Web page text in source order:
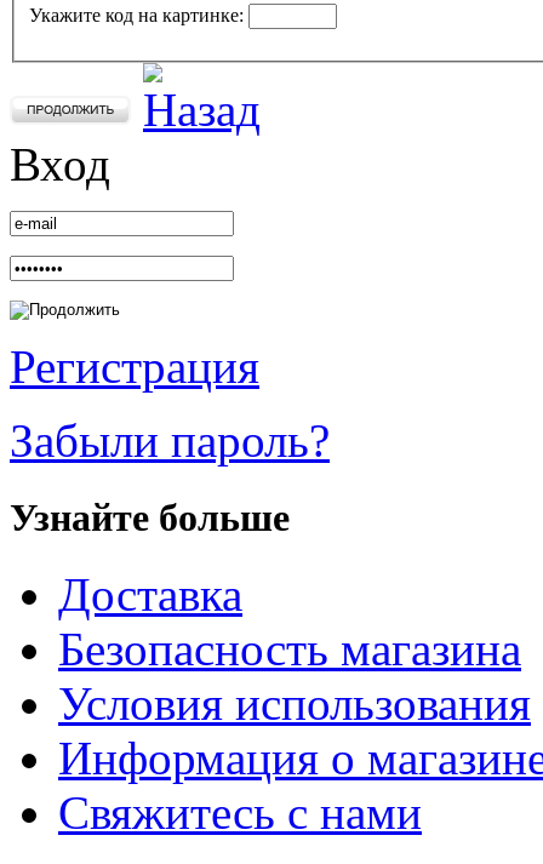
Укажите код на картинке:
Вход
Регистрация
Забыли пароль?
Узнайте больше
Доставка
Безопасность магазина
Условия использования
Информация о
Свяжитесь с нами